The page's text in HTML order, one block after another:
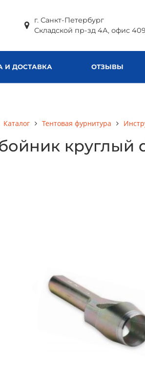
г. Санкт-Петербург
Складской пр-зд 4А, офис 409
И ДОСТАВКА ОТЗЫВЫ
Каталог Тентовая фурнитура
круглый